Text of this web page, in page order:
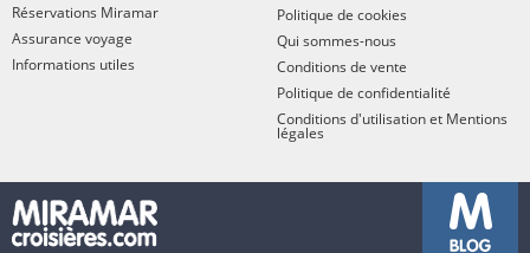
Réservations Miramar
Assurance voyage
Informations utiles
Politique de cookies
Qui sommes-nous
Conditions de vente
Politique de confidentialité
Conditions d'utilisation et Mentions
légales